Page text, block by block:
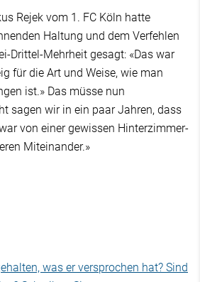
Rejek vom 1. FC Köln hatte
Haltung und dem Verfehlen
Drittel-Mehrheit gesagt: «Das war
für die Art und Weise, wie man
ist.» Das müsse nun
sagen wir in ein paar Jahren, dass
von einer gewissen Hinterzimmer-
Miteinander.»
was er versprochen hat? Sind